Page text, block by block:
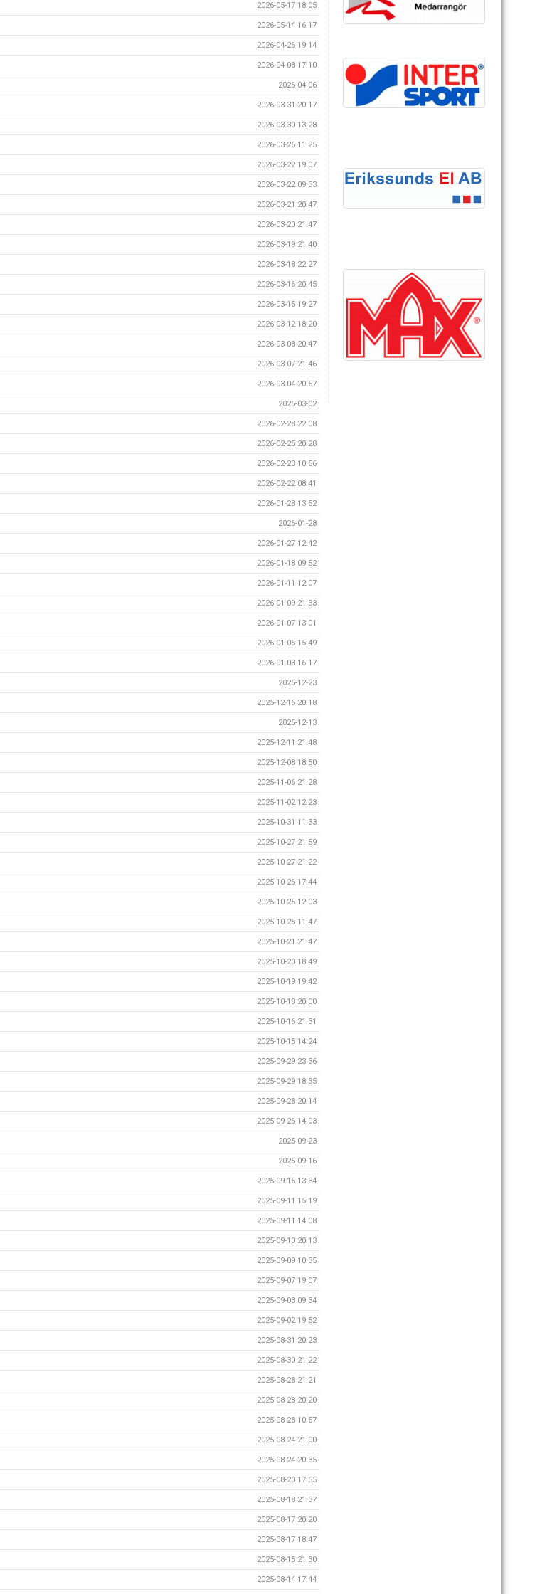
2026-05-17 18:05
2026-05-14 16:17
2026-04-26 19:14
2026-04-08 17:10
2026-04-06
2026-03-31 20:17
2026-03-30 13:28
2026-03-26 11:25
2026-03-22 19:07
2026-03-22 09:33
2026-03-21 20:47
2026-03-20 21:47
2026-03-19 21:40
2026-03-18 22:27
2026-03-16 20:45
2026-03-15 19:27
2026-03-12 18:20
2026-03-08 20:47
2026-03-07 21:46
2026-03-04 20:57
2026-03-02
2026-02-28 22:08
2026-02-25 20:28
2026-02-23 10:56
2026-02-22 08:41
2026-01-28 13:52
2026-01-28
2026-01-27 12:42
2026-01-18 09:52
2026-01-11 12:07
2026-01-09 21:33
2026-01-07 13:01
2026-01-05 15:49
2026-01-03 16:17
2025-12-23
2025-12-16 20:18
2025-12-13
2025-12-11 21:48
2025-12-08 18:50
2025-11-06 21:28
2025-11-02 12:23
2025-10-31 11:33
2025-10-27 21:59
2025-10-27 21:22
2025-10-26 17:44
2025-10-25 12:03
2025-10-25 11:47
2025-10-21 21:47
2025-10-20 18:49
2025-10-19 19:42
2025-10-18 20:00
2025-10-16 21:31
2025-10-15 14:24
2025-09-29 23:36
2025-09-29 18:35
2025-09-28 20:14
2025-09-26 14:03
2025-09-23
2025-09-16
2025-09-15 13:34
2025-09-11 15:19
2025-09-11 14:08
2025-09-10 20:13
2025-09-09 10:35
2025-09-07 19:07
2025-09-03 09:34
2025-09-02 19:52
2025-08-31 20:23
2025-08-30 21:22
2025-08-28 21:21
2025-08-28 20:20
2025-08-28 10:57
2025-08-24 21:00
2025-08-24 20:35
2025-08-20 17:55
2025-08-18 21:37
2025-08-17 20:20
2025-08-17 18:47
2025-08-15 21:30
2025-08-14 17:44